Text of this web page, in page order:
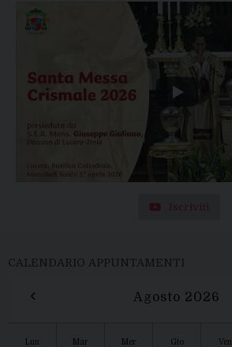
Iscriviti
CALENDARIO APPUNTAMENTI
‹ Agosto 2026
Lun Mar Mer Gio Ven